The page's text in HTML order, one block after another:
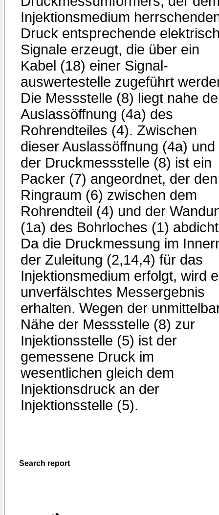
Injektionsmedium
Druck entsprechende
Signale erzeugt, die über ein
Kabel (18) einer Signal-
auswertestelle zugeführt
Die Messstelle (8) liegt nahe
Auslassöffnung (4a) des
Rohrendteiles (4). Zwischen
dieser Auslassöffnung (4a) und
der Druckmessstelle (8) ist ein
Packer (7) angeordnet, der den
Ringraum (6) zwischen dem
Rohrendteil (4) und der
(1a) des Bohrloches (1)
Da die Druckmessung im
der Zuleitung (2,14,4) für das
Injektionsmedium erfolgt, wird
unverfälschtes Messergebnis
erhalten. Wegen der
Nähe der Messstelle (8) zur
Injektionsstelle (5) ist der
gemessene Druck im
wesentlichen gleich dem
Injektionsdruck an der
Injektionsstelle (5).
Search report